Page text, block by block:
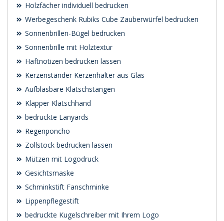
Holzfächer individuell bedrucken
Werbegeschenk Rubiks Cube Zauberwürfel bedrucken
Sonnenbrillen-Bügel bedrucken
Sonnenbrille mit Holztextur
Haftnotizen bedrucken lassen
Kerzenständer Kerzenhalter aus Glas
Aufblasbare Klatschstangen
Klapper Klatschhand
bedruckte Lanyards
Regenponcho
Zollstock bedrucken lassen
Mützen mit Logodruck
Gesichtsmaske
Schminkstift Fanschminke
Lippenpflegestift
bedruckte Kugelschreiber mit Ihrem Logo